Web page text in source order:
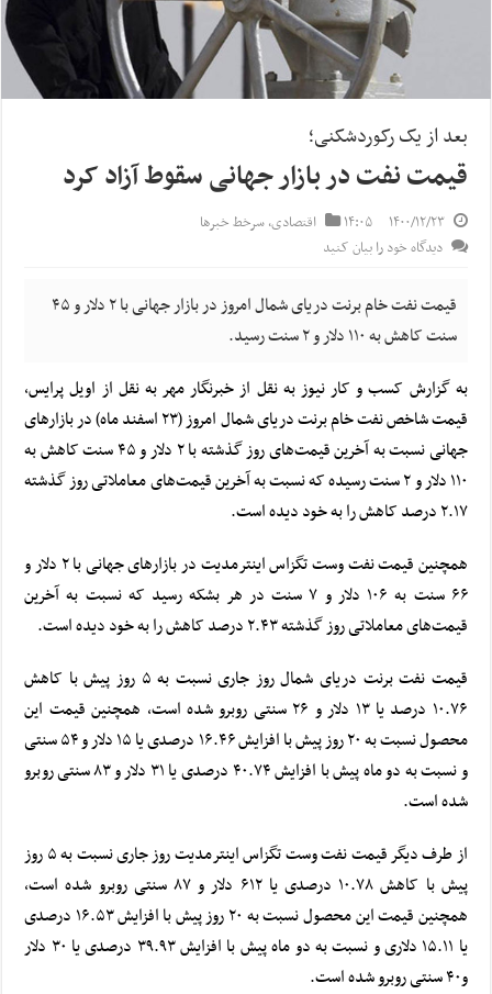
بعد از یک رکوردشکنی؛
قیمت نفت در بازار جهانی سقوط آزاد کرد
۱۴۰۰/۱۲/۲۳ ۱۴:۰۵ اقتصادی,سرخط خبرها
دیدگاه خود را بیان کنید
قیمت نفت خام برنت دریای شمال امروز در بازار جهانی با ۲ دلار و ۴۵
سنت کاهش به ۱۱۰ دلار و ۲ سنت رسید.
به گزارش کسب و کار نیوز به نقل از خبرنگار مهر به نقل از اویل پرایس،
قیمت شاخص نفت خام برنت دریای شمال امروز (۲۳ اسفند ماه) در بازارهای
جهانی نسبت به آخرین قیمت‌های روز گذشته با ۲ دلار و ۴۵ سنت کاهش به
۱۱۰ دلار و ۲ سنت رسیده که نسبت به آخرین قیمت‌های معاملاتی روز گذشته
۲.۱۷ درصد کاهش را به خود دیده است.
همچنین قیمت نفت وست تگزاس اینترمدیت در بازارهای جهانی با ۲ دلار و
۶۶ سنت به ۱۰۶ دلار و ۷ سنت در هر بشکه رسید که نسبت به آخرین
قیمت‌های معاملاتی روز گذشته ۲.۴۳ درصد کاهش را به خود دیده است.
قیمت نفت برنت دریای شمال روز جاری نسبت به ۵ روز پیش با کاهش
۱۰.۷۶ درصد یا ۱۳ دلار و ۲۶ سنتی روبرو شده است، همچنین قیمت این
محصول نسبت به ۲۰ روز پیش با افزایش ۱۶.۴۶ درصدی یا ۱۵ دلار و ۵۴ سنتی
و نسبت به دو ماه پیش با افزایش ۴۰.۷۴ درصدی یا ۳۱ دلار و ۸۳ سنتی روبرو
شده است.
از طرف دیگر قیمت نفت وست تگزاس اینترمدیت روز جاری نسبت به ۵ روز
پیش با کاهش ۱۰.۷۸ درصدی یا ۶۱۲ دلار و ۸۷ سنتی روبرو شده است،
همچنین قیمت این محصول نسبت به ۲۰ روز پیش با افزایش ۱۶.۵۳ درصدی
یا ۱۵.۱۱ دلاری و نسبت به دو ماه پیش با افزایش ۳۹.۹۳ درصدی یا ۳۰ دلار
و۴۰ سنتی روبرو شده است.